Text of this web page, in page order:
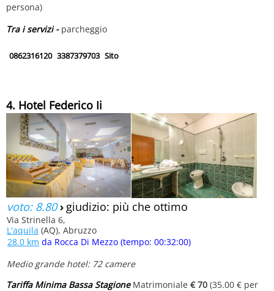
persona)
Tra i servizi - parcheggio
0862316120 3387379703 Sito
4. Hotel Federico Ii
voto: 8.80› giudizio: più che ottimo
Via Strinella 6,
L'aquila (AQ), Abruzzo
28.0 km da Rocca Di Mezzo (tempo: 00:32:00)
Medio grande hotel: 72 camere
Tariffa Minima Bassa StagioneMatrimoniale € 70 (35.00 € per